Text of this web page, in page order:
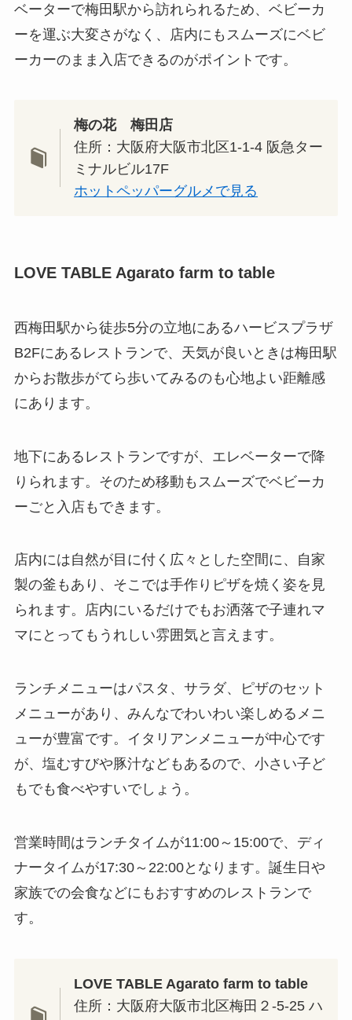
ベーターで梅田駅から訪れられるため、ベビーカ
ーを運ぶ大変さがなく、店内にもスムーズにベビ
ーカーのまま入店できるのがポイントです。
梅の花 梅田店
住所：大阪府大阪市北区1-1-4 阪急ター
ミナルビル17F
ホットペッパーグルメで見る
LOVE TABLE Agarato farm to table
西梅田駅から徒歩5分の立地にあるハービスプラザ
B2Fにあるレストランで、天気が良いときは梅田駅
からお散歩がてら歩いてみるのも心地よい距離感
にあります。
地下にあるレストランですが、エレベーターで降
りられます。そのため移動もスムーズでベビーカ
ーごと入店もできます。
店内には自然が目に付く広々とした空間に、自家
製の釜もあり、そこでは手作りピザを焼く姿を見
られます。店内にいるだけでもお洒落で子連れマ
マにとってもうれしい雰囲気と言えます。
ランチメニューはパスタ、サラダ、ピザのセット
メニューがあり、みんなでわいわい楽しめるメニ
ューが豊富です。イタリアンメニューが中心です
が、塩むすびや豚汁などもあるので、小さい子ど
もでも食べやすいでしょう。
営業時間はランチタイムが11:00～15:00で、ディ
ナータイムが17:30～22:00となります。誕生日や
家族での会食などにもおすすめのレストランで
す。
LOVE TABLE Agarato farm to table
住所：大阪府大阪市北区梅田２-5-25 ハ